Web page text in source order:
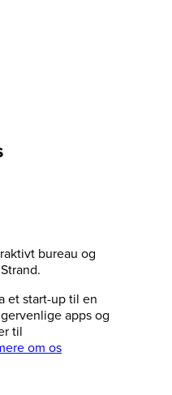
bureau og
et start-up til en
apps og
til
om os